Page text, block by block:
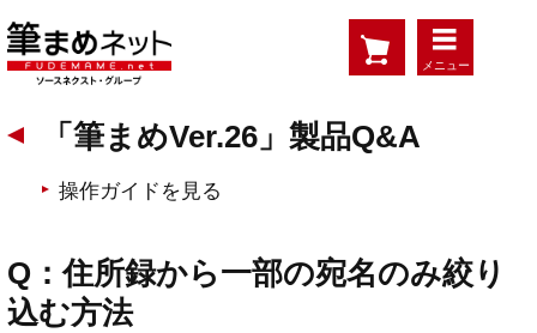
メニュー
「筆まめVer.26」製品Q&A
操作ガイドを見る
Q：住所録から一部の宛名のみ絞り
込む方法